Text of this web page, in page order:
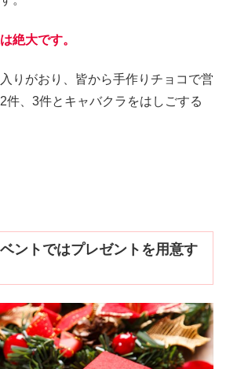
絶大です。
りがおり、皆から手作りチョコで営
件、3件とキャバクラをはしごする
ントではプレゼントを用意す